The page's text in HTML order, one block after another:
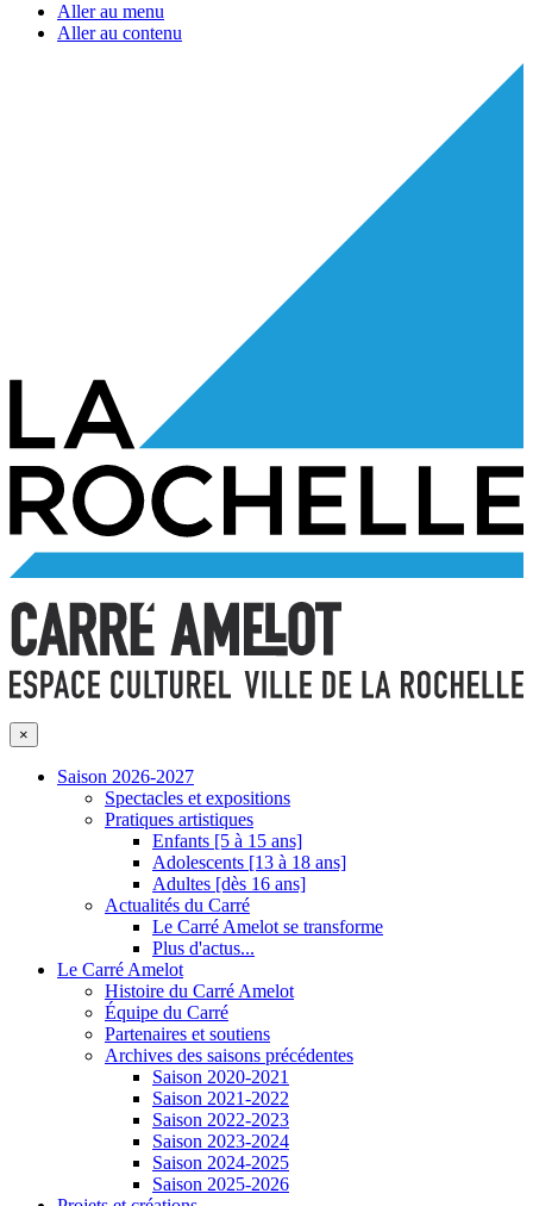
Aller au menu
Aller au contenu
×
Saison 2026-2027
Spectacles et expositions
Pratiques artistiques
Enfants [5 à 15 ans]
Adolescents [13 à 18 ans]
Adultes [dès 16 ans]
Actualités du Carré
Le Carré Amelot se transforme
Plus d'actus...
Le Carré Amelot
Histoire du Carré Amelot
Équipe du Carré
Partenaires et soutiens
Archives des saisons précédentes
Saison 2020-2021
Saison 2021-2022
Saison 2022-2023
Saison 2023-2024
Saison 2024-2025
Saison 2025-2026